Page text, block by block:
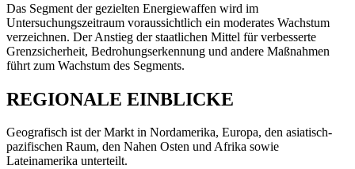
Das Segment der gezielten Energiewaffen wird im
Untersuchungszeitraum voraussichtlich ein moderates Wachstum
verzeichnen. Der Anstieg der staatlichen Mittel für verbesserte
Grenzsicherheit, Bedrohungserkennung und andere Maßnahmen
führt zum Wachstum des Segments.
REGIONALE EINBLICKE
Geografisch ist der Markt in Nordamerika, Europa, den asiatisch-
pazifischen Raum, den Nahen Osten und Afrika sowie
Lateinamerika unterteilt.